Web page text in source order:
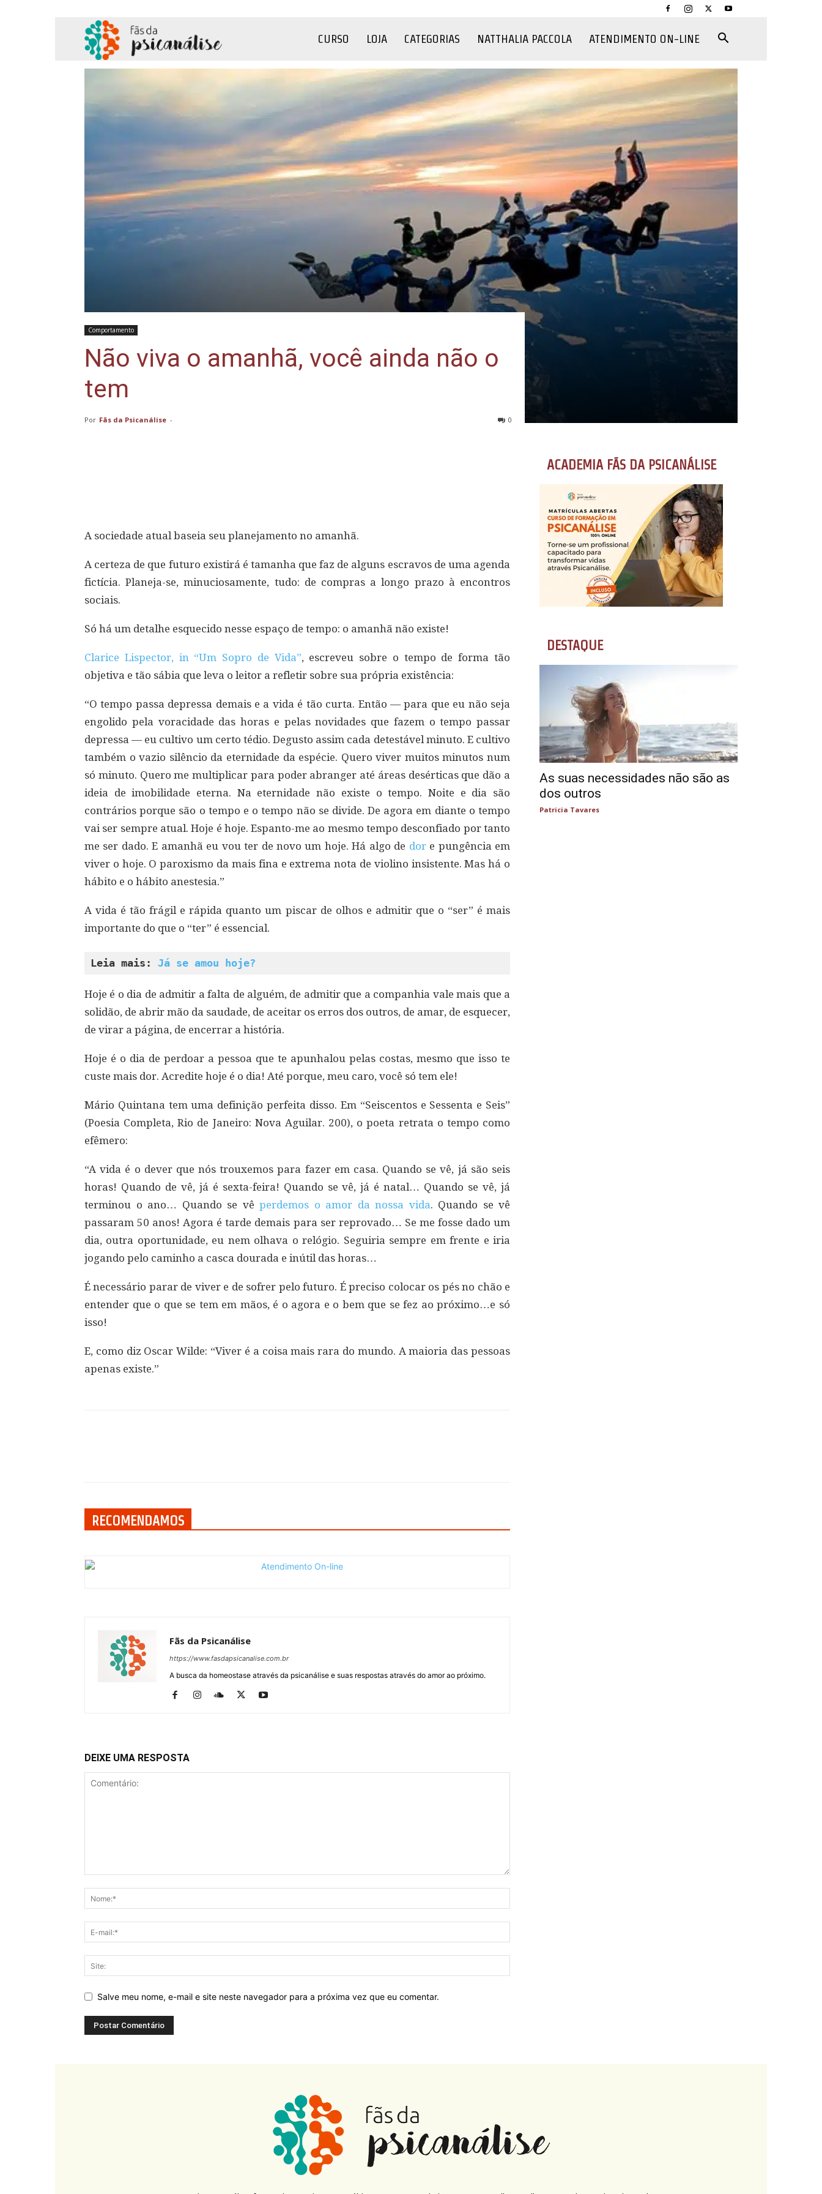
CURSO LOJA CATEGORIAS NATTHALIA PACCOLA ATENDIMENTO ON-LINE
Comportamento
Não viva o amanhã, você ainda não o
tem
Por Fãs da Psicanálise - 0
A sociedade atual baseia seu planejamento no amanhã.
A certeza de que futuro existirá é tamanha que faz de alguns escravos de uma agenda
fictícia. Planeja-se, minuciosamente, tudo: de compras a longo prazo à encontros
sociais.
Só há um detalhe esquecido nesse espaço de tempo: o amanhã não existe!
Clarice Lispector, in “Um Sopro de Vida”, escreveu sobre o tempo de forma tão
objetiva e tão sábia que leva o leitor a refletir sobre sua própria existência:
“O tempo passa depressa demais e a vida é tão curta. Então — para que eu não seja
engolido pela voracidade das horas e pelas novidades que fazem o tempo passar
depressa — eu cultivo um certo tédio. Degusto assim cada detestável minuto. E cultivo
também o vazio silêncio da eternidade da espécie. Quero viver muitos minutos num
só minuto. Quero me multiplicar para poder abranger até áreas desérticas que dão a
ideia de imobilidade eterna. Na eternidade não existe o tempo. Noite e dia são
contrários porque são o tempo e o tempo não se divide. De agora em diante o tempo
vai ser sempre atual. Hoje é hoje. Espanto-me ao mesmo tempo desconfiado por tanto
me ser dado. E amanhã eu vou ter de novo um hoje. Há algo de dore pungência em
viver o hoje. O paroxismo da mais fina e extrema nota de violino insistente. Mas há o
hábito e o hábito anestesia.”
A vida é tão frágil e rápida quanto um piscar de olhos e admitir que o “ser” é mais
importante do que o “ter” é essencial.
Leia mais: Já se amou hoje?
Hoje é o dia de admitir a falta de alguém, de admitir que a companhia vale mais que a
solidão, de abrir mão da saudade, de aceitar os erros dos outros, de amar, de esquecer,
de virar a página, de encerrar a história.
Hoje é o dia de perdoar a pessoa que te apunhalou pelas costas, mesmo que isso te
custe mais dor. Acredite hoje é o dia! Até porque, meu caro, você só tem ele!
Mário Quintana tem uma definição perfeita disso. Em “Seiscentos e Sessenta e Seis”
(Poesia Completa, Rio de Janeiro: Nova Aguilar. 200), o poeta retrata o tempo como
efêmero:
“A vida é o dever que nós trouxemos para fazer em casa. Quando se vê, já são seis
horas! Quando de vê, já é sexta-feira! Quando se vê, já é natal… Quando se vê, já
terminou o ano… Quando se vê perdemos o amor da nossa vida. Quando se vê
passaram 50 anos! Agora é tarde demais para ser reprovado… Se me fosse dado um
dia, outra oportunidade, eu nem olhava o relógio. Seguiria sempre em frente e iria
jogando pelo caminho a casca dourada e inútil das horas…
É necessário parar de viver e de sofrer pelo futuro. É preciso colocar os pés no chão e
entender que o que se tem em mãos, é o agora e o bem que se fez ao próximo…e só
isso!
E, como diz Oscar Wilde: “Viver é a coisa mais rara do mundo. A maioria das pessoas
apenas existe.”
RECOMENDAMOS
Fãs da Psicanálise
https://www.fasdapsicanalise.com.br
A busca da homeostase através da psicanálise e suas respostas através do amor ao próximo.
DEIXE UMA RESPOSTA
Salve meu nome, e-mail e site neste navegador para a próxima vez que eu comentar.
ACADEMIA FÃS DA PSICANÁLISE
DESTAQUE
As suas necessidades não são as
dos outros
Patricia Tavares